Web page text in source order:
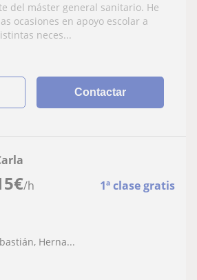
del máster general sanitario. He
ocasiones en apoyo escolar a
neces...
Contactar
€/h 1ª clase gratis
Herna...